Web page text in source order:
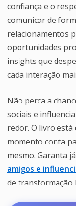
confiança e o
comunicar de
relacionamentos
oportunidades
insights que
cada interação
Não perca a
sociais e
redor. O livro
momento conta
mesmo. Garanta
amigos e
de transformação